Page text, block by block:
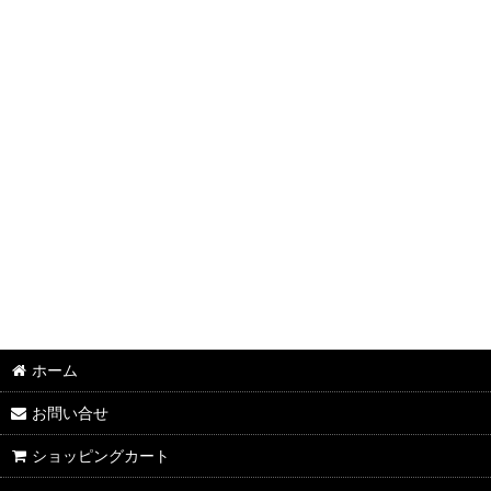
ホーム
お問い合せ
ショッピングカート